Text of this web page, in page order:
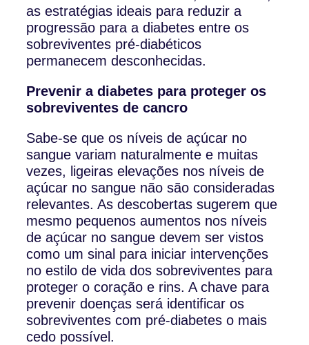
as estratégias ideais para reduzir a
progressão para a diabetes entre os
sobreviventes pré-diabéticos
permanecem desconhecidas.
Prevenir a diabetes para proteger os
sobreviventes de cancro
Sabe-se que os níveis de açúcar no
sangue variam naturalmente e muitas
vezes, ligeiras elevações nos níveis de
açúcar no sangue não são consideradas
relevantes. As descobertas sugerem que
mesmo pequenos aumentos nos níveis
de açúcar no sangue devem ser vistos
como um sinal para iniciar intervenções
no estilo de vida dos sobreviventes para
proteger o coração e rins. A chave para
prevenir doenças será identificar os
sobreviventes com pré-diabetes o mais
cedo possível.